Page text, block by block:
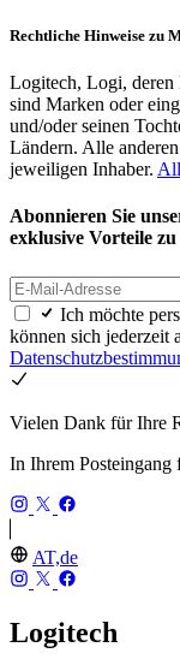
Rechtliche Hinweise zu
Logitech, Logi, deren
sind Marken oder
und/oder seinen
Ländern. Alle
jeweiligen Inhaber.
Abonnieren Sie
exklusive Vorteile
Ich möchte
können sich jederzeit
Vielen Dank für Ihre
In Ihrem Posteingang
AT,de
Logitech